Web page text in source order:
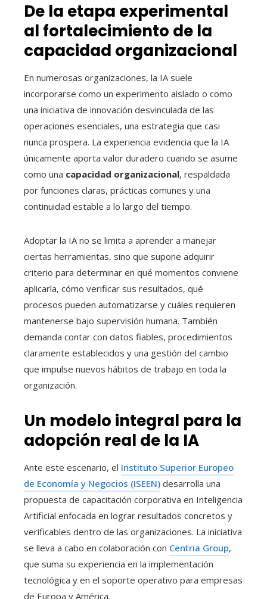
De la etapa experimental
al fortalecimiento de la
capacidad organizacional
En numerosas organizaciones, la IA suele
incorporarse como un experimento aislado o como
una iniciativa de innovación desvinculada de las
operaciones esenciales, una estrategia que casi
nunca prospera. La experiencia evidencia que la IA
únicamente aporta valor duradero cuando se asume
como una capacidad organizacional, respaldada
por funciones claras, prácticas comunes y una
continuidad estable a lo largo del tiempo.
Adoptar la IA no se limita a aprender a manejar
ciertas herramientas, sino que supone adquirir
criterio para determinar en qué momentos conviene
aplicarla, cómo verificar sus resultados, qué
procesos pueden automatizarse y cuáles requieren
mantenerse bajo supervisión humana. También
demanda contar con datos fiables, procedimientos
claramente establecidos y una gestión del cambio
que impulse nuevos hábitos de trabajo en toda la
organización.
Un modelo integral para la
adopción real de la IA
Ante este escenario, el Instituto Superior Europeo
de Economía y Negocios (ISEEN) desarrolla una
propuesta de capacitación corporativa en Inteligencia
Artificial enfocada en lograr resultados concretos y
verificables dentro de las organizaciones. La iniciativa
se lleva a cabo en colaboración con Centria Group,
que suma su experiencia en la implementación
tecnológica y en el soporte operativo para empresas
de Europa y América.